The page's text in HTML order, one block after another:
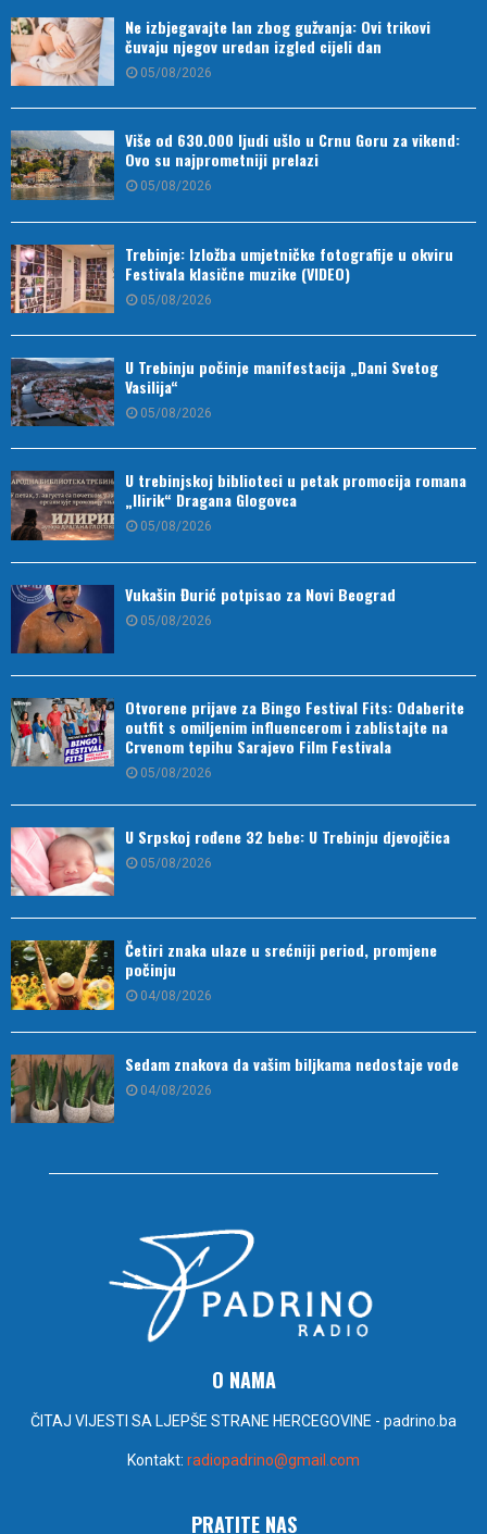
Ne izbjegavajte lan zbog gužvanja: Ovi trikovi
čuvaju njegov uredan izgled cijeli dan
05/08/2026
Više od 630.000 ljudi ušlo u Crnu Goru za vikend:
Ovo su najprometniji prelazi
05/08/2026
Trebinje: Izložba umjetničke fotografije u okviru
Festivala klasične muzike (VIDEO)
05/08/2026
U Trebinju počinje manifestacija „Dani Svetog
Vasilija“
05/08/2026
U trebinjskoj biblioteci u petak promocija romana
„Ilirik“ Dragana Glogovca
05/08/2026
Vukašin Đurić potpisao za Novi Beograd
05/08/2026
Otvorene prijave za Bingo Festival Fits: Odaberite
outfit s omiljenim influencerom i zablistajte na
Crvenom tepihu Sarajevo Film Festivala
05/08/2026
U Srpskoj rođene 32 bebe: U Trebinju djevojčica
05/08/2026
Četiri znaka ulaze u srećniji period, promjene
počinju
04/08/2026
Sedam znakova da vašim biljkama nedostaje vode
04/08/2026
O NAMA
ČITAJ VIJESTI SA LJEPŠE STRANE HERCEGOVINE - padrino.ba
Kontakt: radiopadrino@gmail.com
PRATITE NAS